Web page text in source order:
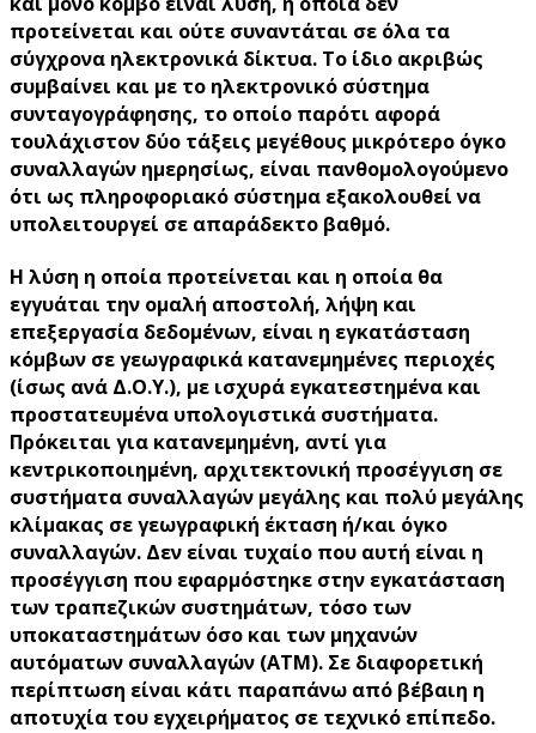
προτείνεται και ούτε συναντάται σε όλα τα
σύγχρονα ηλεκτρονικά δίκτυα. Το ίδιο ακριβώς
συμβαίνει και με το ηλεκτρονικό σύστημα
συνταγογράφησης, το οποίο παρότι αφορά
τουλάχιστον δύο τάξεις μεγέθους μικρότερο όγκο
συναλλαγών ημερησίως, είναι πανθομολογούμενο
ότι ως πληροφοριακό σύστημα εξακολουθεί να
υπολειτουργεί σε απαράδεκτο βαθμό.
Η λύση η οποία προτείνεται και η οποία θα
εγγυάται την ομαλή αποστολή, λήψη και
επεξεργασία δεδομένων, είναι η εγκατάσταση
κόμβων σε γεωγραφικά κατανεμημένες περιοχές
(ίσως ανά Δ.Ο.Υ.), με ισχυρά εγκατεστημένα και
προστατευμένα υπολογιστικά συστήματα.
Πρόκειται για κατανεμημένη, αντί για
κεντρικοποιημένη, αρχιτεκτονική προσέγγιση σε
συστήματα συναλλαγών μεγάλης και πολύ μεγάλης
κλίμακας σε γεωγραφική έκταση ή/και όγκο
συναλλαγών. Δεν είναι τυχαίο που αυτή είναι η
προσέγγιση που εφαρμόστηκε στην εγκατάσταση
των τραπεζικών συστημάτων, τόσο των
υποκαταστημάτων όσο και των μηχανών
αυτόματων συναλλαγών (ΑΤΜ). Σε διαφορετική
περίπτωση είναι κάτι παραπάνω από βέβαιη η
αποτυχία του εγχειρήματος σε τεχνικό επίπεδο.